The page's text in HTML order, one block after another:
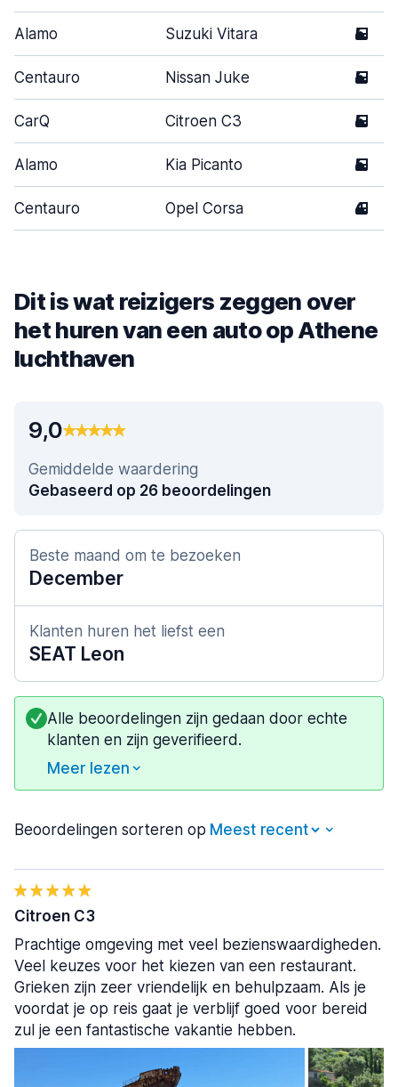
Alamo Suzuki Vitara 5
Centauro Nissan Juke 5
CarQ Citroen C3 5
Alamo Kia Picanto 5
Centauro Opel Corsa 4
Dit is wat reizigers zeggen over
het huren van een auto op Athene
luchthaven
9,0
Gemiddelde waardering
Gebaseerd op 26 beoordelingen
Beste maand om te bezoeken
December
Klanten huren het liefst een
SEAT Leon
Alle beoordelingen zijn gedaan door echte
klanten en zijn geverifieerd.
Meer lezen
Beoordelingen sorteren op
Citroen C3
Prachtige omgeving met veel bezienswaardigheden.
Veel keuzes voor het kiezen van een restaurant.
Grieken zijn zeer vriendelijk en behulpzaam. Als je
voordat je op reis gaat je verblijf goed voor bereid
zul je een fantastische vakantie hebben.